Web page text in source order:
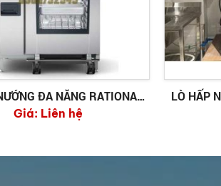
ĐA NĂNG RATIONAL
ICP 20-2/1 E
Giá: Liên hệ
LÒ HẤP